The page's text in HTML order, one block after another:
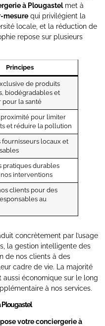
à Plougastelmet à
mesure qui privilégient la
locale, et la réduction de
repose sur plusieurs
Principes
de produits
biodégradables et
pour la santé
proximité pour limiter
et réduire la pollution
fournisseurs locaux et
pratiques durables
interventions
clients pour des
au
concrètement par l’usage
la gestion intelligente des
de nos clients à des
cadre de vie. La majorité
aussi économique sur le long
à nos services.
Plougastel
votre conciergerie à